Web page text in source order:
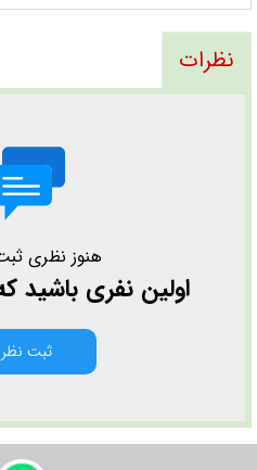
نظرات
هنوز نظری
اولین نفری باشید
ثبت نظر